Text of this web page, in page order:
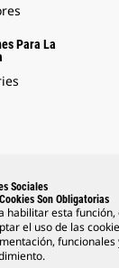
Para La
Sociales
Son Obligatorias
habilitar esta función,
el uso de las
funcionales